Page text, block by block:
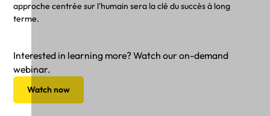
approche centrée sur l'humain sera la clé du succès à long
terme.
Interested in learning more? Watch our on-demand
webinar.
Watch now